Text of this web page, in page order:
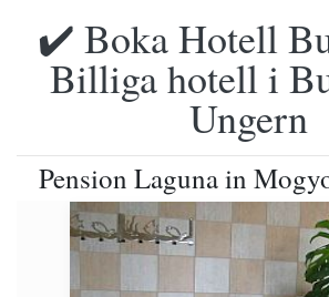
✔️ Boka Hotell
Billiga hotell i
Ungern
Pension Laguna in